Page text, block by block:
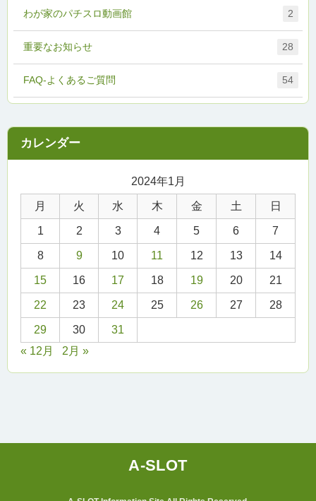
FAQ-よくあるご質問 54
わが家のパチスロ動画館 2
重要なお知らせ 28
2024年1月
月 火 水 木 金 土 日
1 2 3 4 5 6 7
8 9 10 11 12 13 14
15 16 17 18 19 20 21
22 23 24 25 26 27 28
29 30
31
« 12月
2月 »